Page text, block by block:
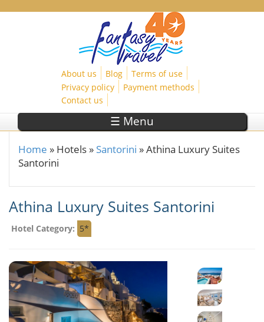
About us Blog
Terms of use
Privacy policy
Payment methods
Contact us
☰ Menu
You are here
Home » Hotels » Santorini »Athina Luxury Suites
Santorini
Athina Luxury Suites Santorini
Hotel Category: 5*